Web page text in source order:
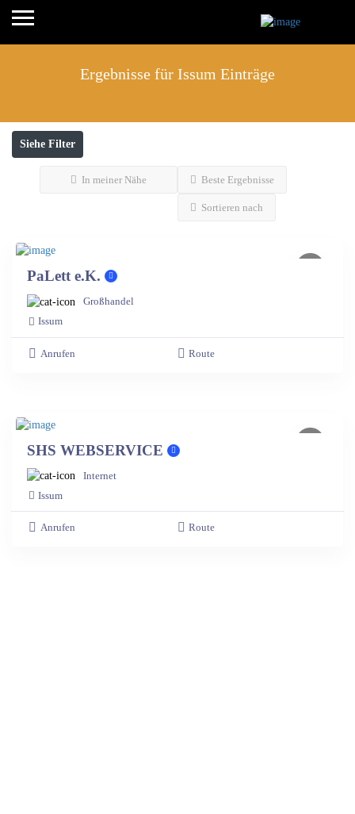
Ergebnisse für Issum Einträge
Siehe Filter
In meiner Nähe Beste Ergebnisse
Sortieren nach
PaLett e.K.
Großhandel
Issum
Anrufen Route
SHS WEBSERVICE
Internet
Issum
Anrufen Route